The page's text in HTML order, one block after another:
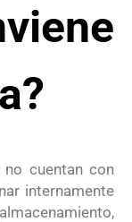
no cuentan con
internamente